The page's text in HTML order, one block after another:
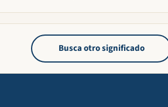
Busca otro significado